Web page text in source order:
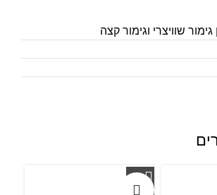
שוויצרי וגימור קצה